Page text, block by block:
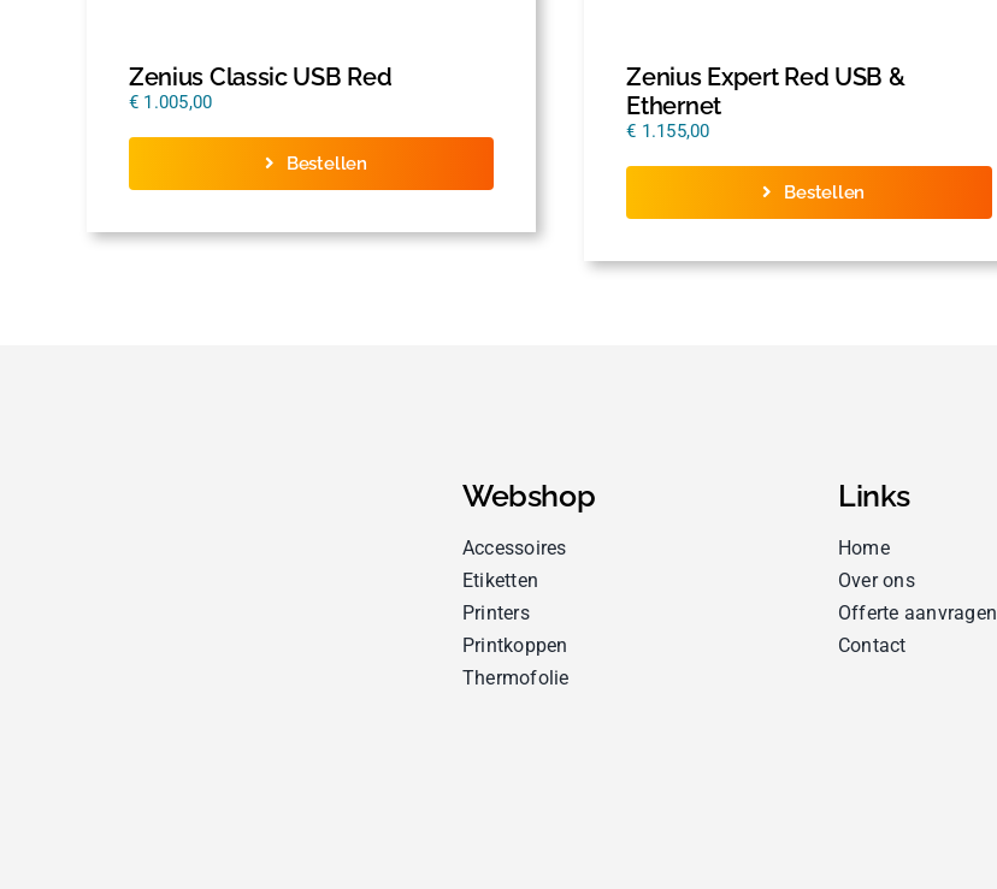
Zenius Classic USB Red
€ 1.005,00
Bestellen
Zenius Expert Red USB &
Ethernet
€ 1.155,00
Bestellen
Webshop
Accessoires
Etiketten
Printers
Printkoppen
Thermofolie
Links
Home
Over ons
Offerte aanvragen
Contact